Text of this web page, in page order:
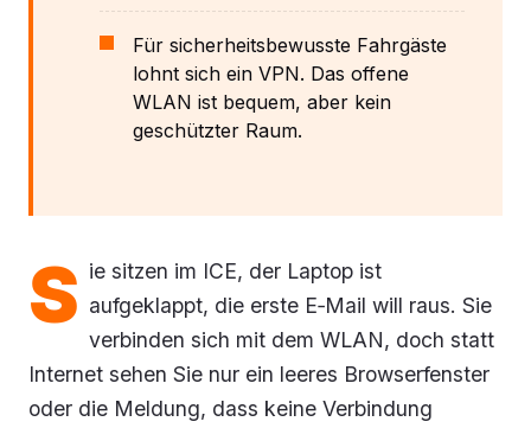
Für sicherheitsbewusste Fahrgäste
lohnt sich ein VPN. Das offene
WLAN ist bequem, aber kein
geschützter Raum.
S ie sitzen im ICE, der Laptop ist
aufgeklappt, die erste E‑Mail will raus. Sie
verbinden sich mit dem WLAN, doch statt
Internet sehen Sie nur ein leeres Browserfenster
oder die Meldung, dass keine Verbindung